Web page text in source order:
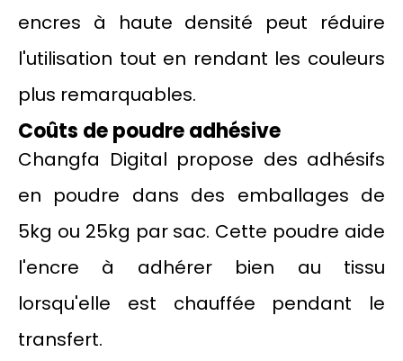
encres à haute densité peut réduire
l'utilisation tout en rendant les couleurs
plus remarquables.
Coûts de poudre adhésive
Changfa Digital propose des adhésifs
en poudre dans des emballages de
5kg ou 25kg par sac. Cette poudre aide
l'encre à adhérer bien au tissu
lorsqu'elle est chauffée pendant le
transfert.